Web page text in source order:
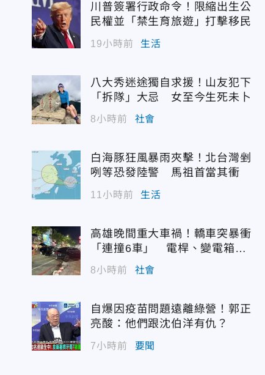
川普簽署行政命令！限縮出生公
民權並「禁生育旅遊」打擊移民
19小時前 生活
八大秀迷途獨自求援！山友犯下
「拆隊」大忌 女至今生死未卜
8小時前 社會
白海豚狂風暴雨夾擊！北台灣剉
咧等恐發陸警 馬祖首當其衝
11小時前 生活
高雄晚間重大車禍！轎車突暴衝
「連撞6車」 電桿、變電箱全
遭殃
8小時前 社會
自爆因疫苗問題遠離綠營！郭正
亮酸：他們跟沈伯洋有仇？
7小時前 要聞